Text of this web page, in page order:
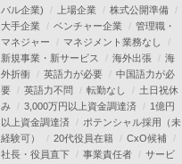
バル企業)
上場企業
株式公開準備
大手企業
ベンチャー企業
管理職・
マネジャー
マネジメント業務なし
新規事業・新サービス
海外出張
海
外折衝
英語力が必要
中国語力が必
要
英語力不問 転勤なし
土日祝休
み
3,000万円以上資金調達済
1億円
以上資金調達済
ポテンシャル採用（未
経験可）
20代役員在籍
CxO候補
社長・役員直下
事業責任者
サービ